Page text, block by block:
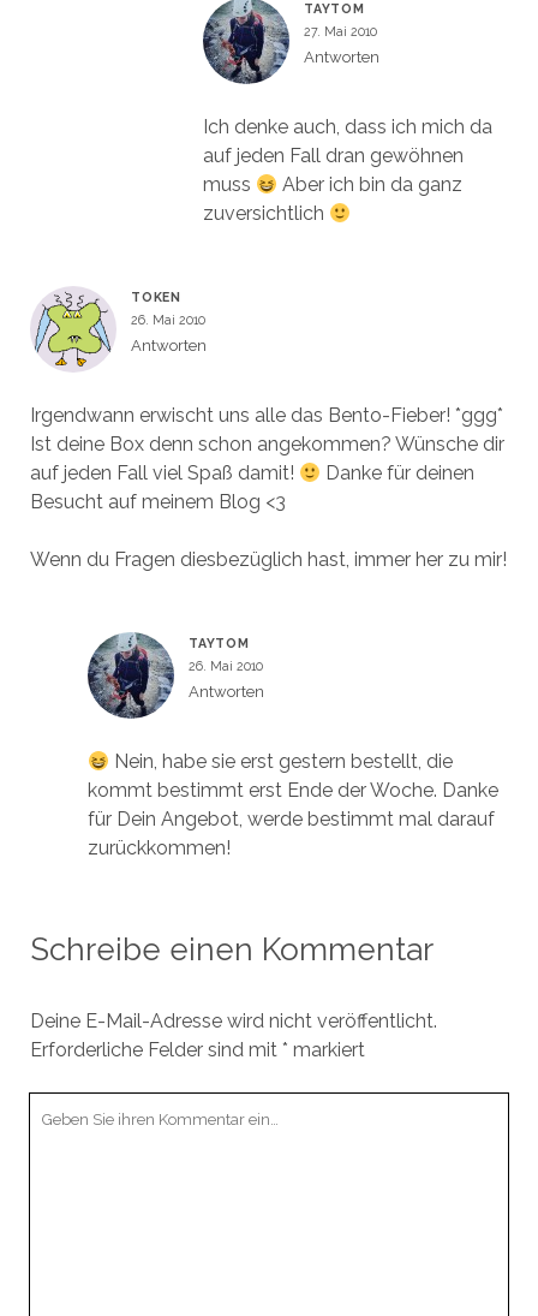
TAYTOM
27. Mai 2010
Antworten
Ich denke auch, dass ich mich da
auf jeden Fall dran gewöhnen
muss
Aber ich bin da ganz
zuversichtlich
TOKEN
26. Mai 2010
Antworten
Irgendwann erwischt uns alle das Bento-Fieber! *ggg*
Ist deine Box denn schon angekommen? Wünsche dir
auf jeden Fall viel Spaß damit!
Danke für deinen
Besucht auf meinem Blog <3
Wenn du Fragen diesbezüglich hast, immer her zu mir!
TAYTOM
26. Mai 2010
Antworten
Nein, habe sie erst gestern bestellt, die
kommt bestimmt erst Ende der Woche. Danke
für Dein Angebot, werde bestimmt mal darauf
zurückkommen!
Schreibe einen Kommentar
Deine E-Mail-Adresse wird nicht veröffentlicht.
Erforderliche Felder sind mit * markiert